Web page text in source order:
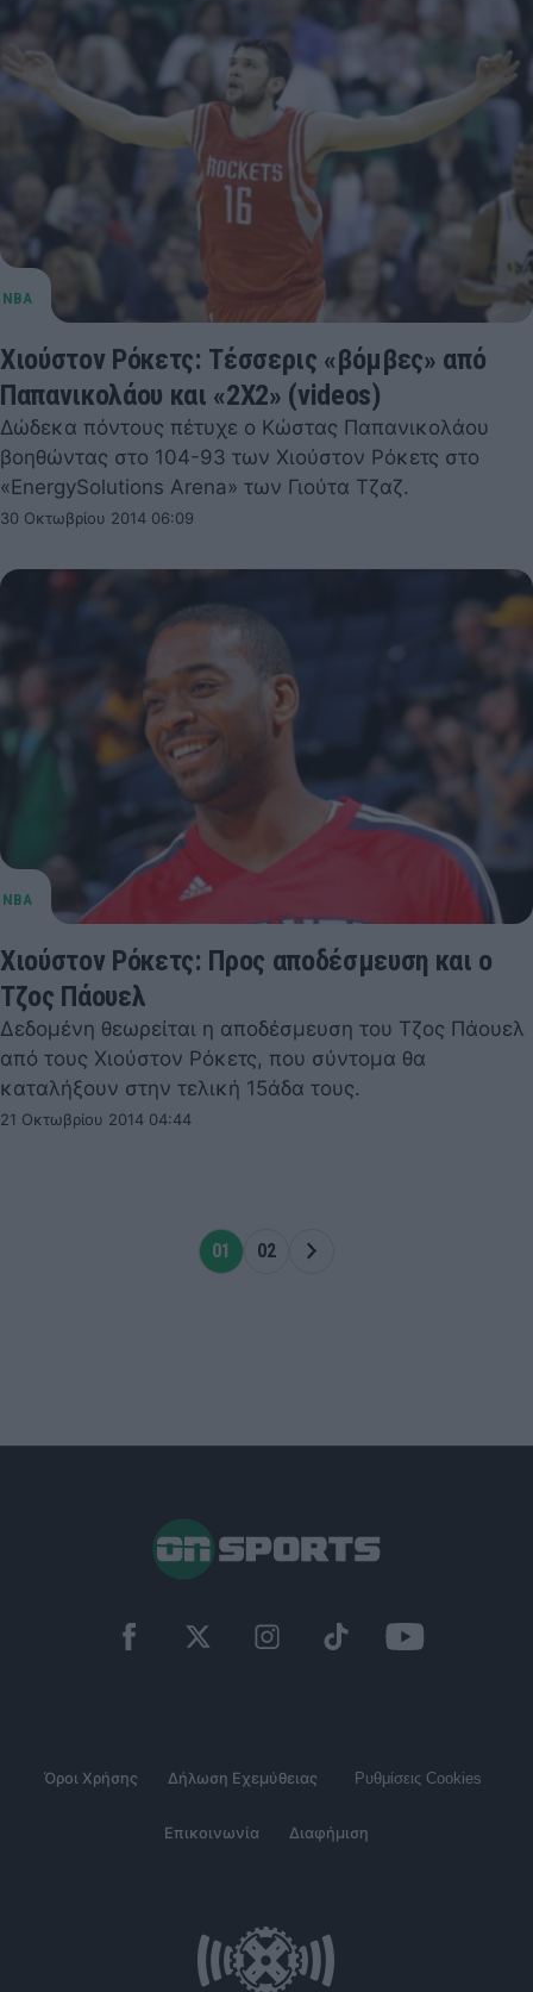
Χιούστον Ρόκετς: Τέσσερις «βόμβες» από
Παπανικολάου και «2Χ2» (videos)
Δώδεκα πόντους πέτυχε ο Κώστας Παπανικολάου
βοηθώντας στο 104-93 των Χιούστον Ρόκετς στο
«EnergySolutions Arena» των Γιούτα Τζαζ.
30 Οκτωβρίου 2014 06:09
Χιούστον Ρόκετς: Προς αποδέσμευση και ο
Τζος Πάουελ
Δεδομένη θεωρείται η αποδέσμευση του Τζος Πάουελ
από τους Χιούστον Ρόκετς, που σύντομα θα
καταλήξουν στην τελική 15άδα τους.
21 Οκτωβρίου 2014 04:44
01 02
Όροι Χρήσης Δήλωση Εχεμύθειας Ρυθμίσεις Cookies
Επικοινωνία Διαφήμιση